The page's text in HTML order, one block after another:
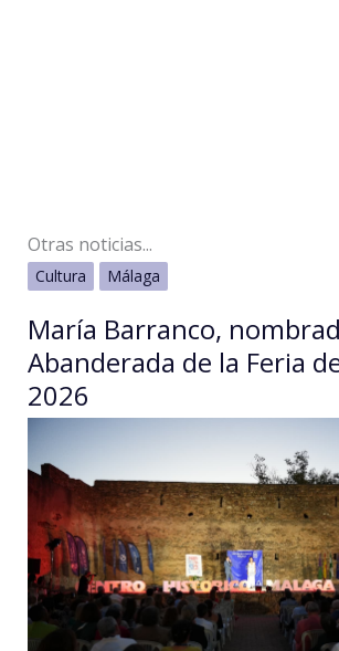
Otras noticias...
Cultura Málaga
María Barranco,
Abanderada de la Feria
2026